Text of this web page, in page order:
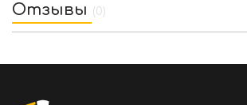
Отзывы (0)